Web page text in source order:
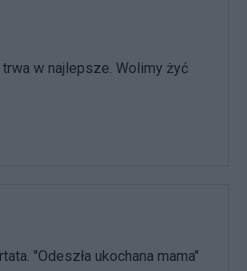
w najlepsze. Wolimy żyć
"Odeszła ukochana mama"